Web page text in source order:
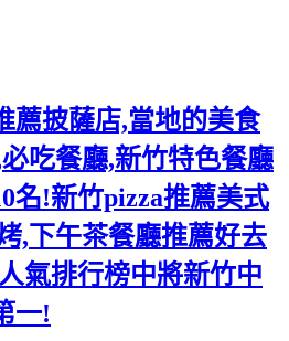
薦披薩店,當地的美食
吃餐廳,新竹特色餐廳
名!新竹pizza推薦美式
,下午茶餐廳推薦好去
氣排行榜中將新竹中
一!